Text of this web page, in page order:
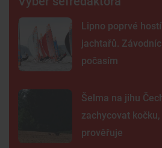
Lipno poprvé
jachtařů.
počasím
Šelma na jihu
zachycovat
prověřuje